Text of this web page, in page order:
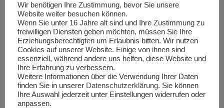
Wir benötigen Ihre Zustimmung, bevor Sie unsere
Website weiter besuchen können.
Wenn Sie unter 16 Jahre alt sind und Ihre Zustimmung zu
freiwilligen Diensten geben möchten, müssen Sie Ihre
Erziehungsberechtigten um Erlaubnis bitten. Wir nutzen
Cookies auf unserer Website. Einige von ihnen sind
essenziell, während andere uns helfen, diese Website und
Ihre Erfahrung zu verbessern.
Weitere Informationen über die Verwendung Ihrer Daten
finden Sie in unserer Datenschutzerklärung. Sie können
Ihre Auswahl jederzeit unter Einstellungen widerrufen oder
anpassen.